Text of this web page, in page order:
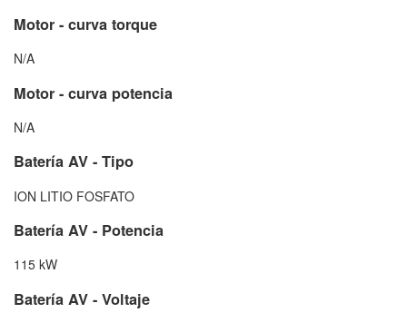
Motor - curva torque
N/A
Motor - curva potencia
N/A
Batería AV - Tipo
ION LITIO FOSFATO
Batería AV - Potencia
115 kW
Batería AV - Voltaje